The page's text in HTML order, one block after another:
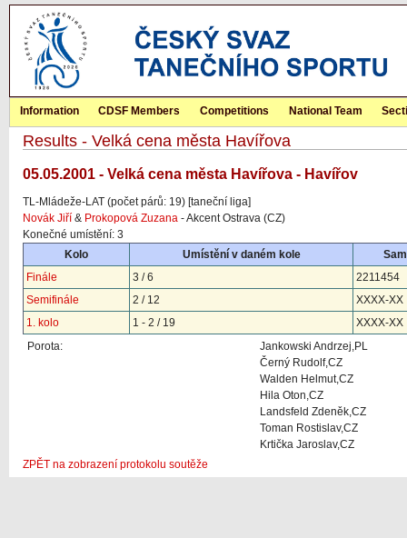
Information CDSF Members Competitions National Team
Results - Velká cena města Havířova
05.05.2001 - Velká cena města Havířova - Havířov
TL-Mládeže-LAT (počet párů: 19) [taneční liga]
Novák Jiří & Prokopová Zuzana - Akcent Ostrava (CZ)
Konečné umístění: 3
Kolo
Umístění v daném kole
Finále
3 / 6
2211454
Semifinále
2 / 12
XXXX-XX
1. kolo
1 - 2 / 19
XXXX-XX
Porota:
Jankowski Andrzej,PL
Černý Rudolf,CZ
Walden Helmut,CZ
Hila Oton,CZ
Landsfeld Zdeněk,CZ
Toman Rostislav,CZ
Krtička Jaroslav,CZ
ZPĚT na zobrazení protokolu soutěže